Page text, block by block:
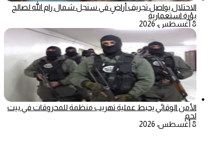
الاحتلال يواصل تجريف أراضٍ في سنجل شمال رام الله لصالح
بؤرة استعمارية
8 أغسطس، 2026
الأمن الوقائي يحبط عملية تهريب منظمة للمحروقات في بيت
لحم
8 أغسطس، 2026